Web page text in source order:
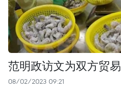
范明政访文为双方贸
08/02/2023 09:21